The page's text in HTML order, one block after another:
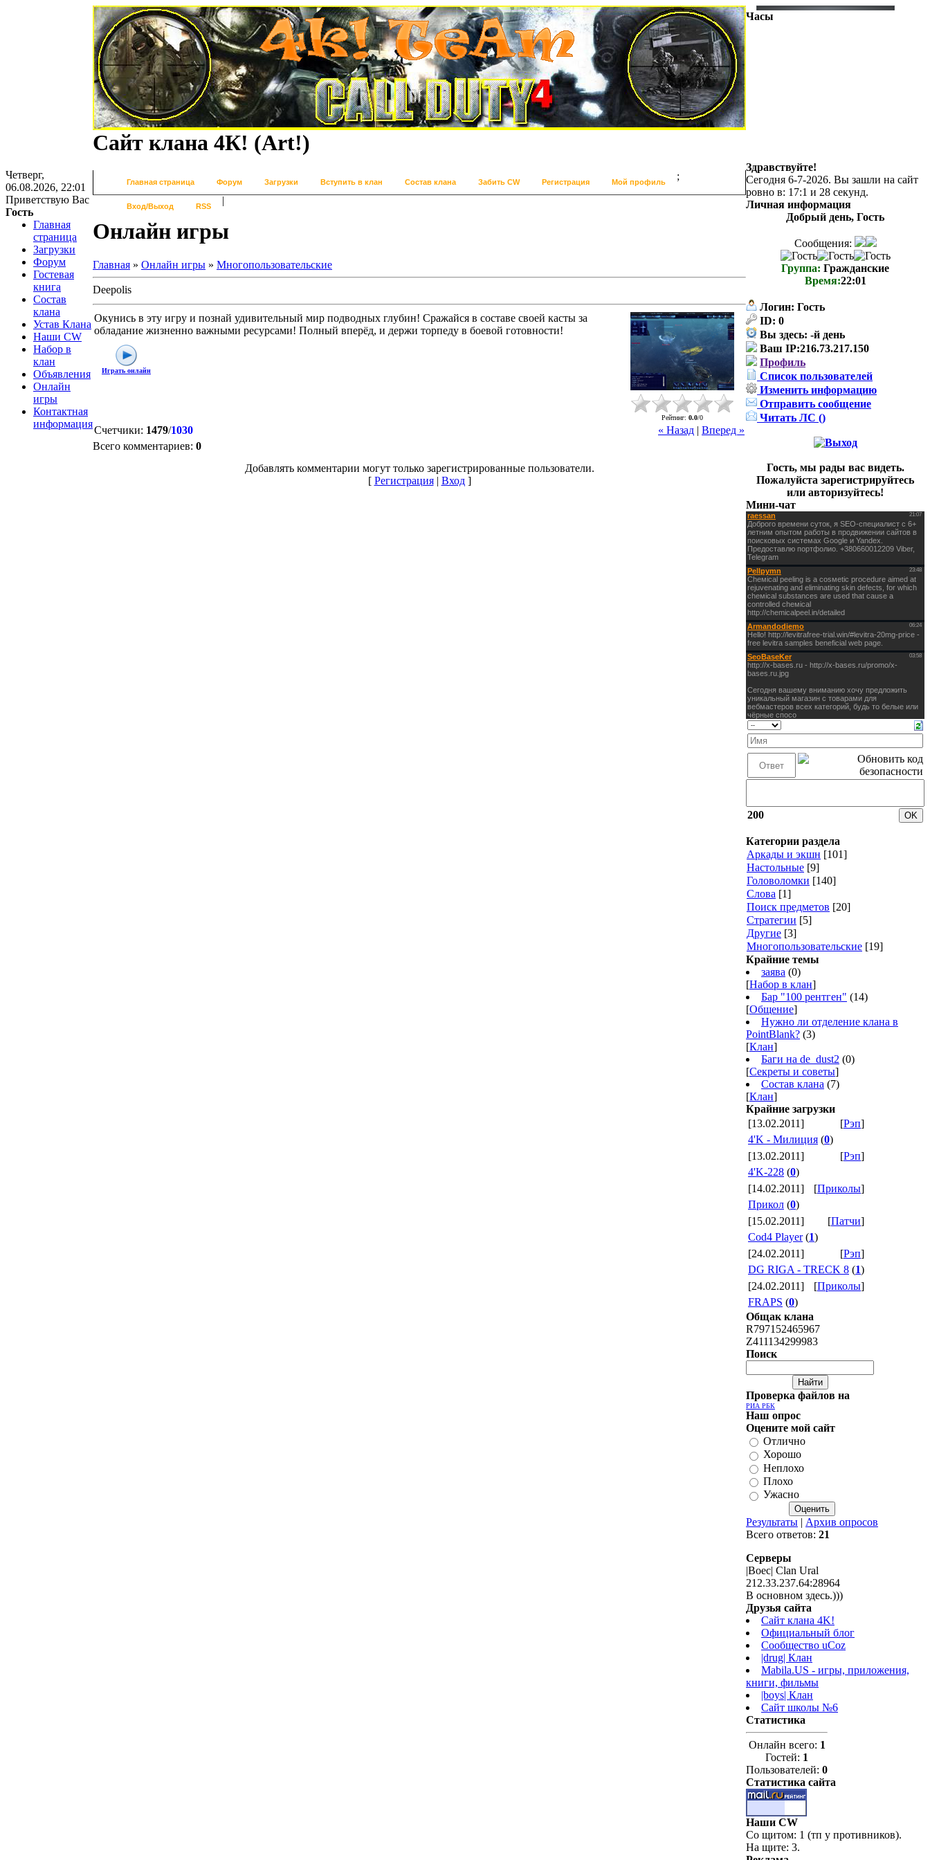
Четверг,
06.08.2026, 22:01
Приветствую Вас
Гость
Сайт клана 4К! (Art!)
Главная страница Форум Загрузки Вступить в клан Состав клана Забить CW Регистрация Мой профиль
Вход/Выход |
RSS
;
Главная
страница
Загрузки
Форум
Гостевая
книга
Состав
клана
Устав Клана
Наши CW
Набор в
клан
Объявления
Онлайн
игры
Контактная
информация
Онлайн игры
Главная » Онлайн игры » Многопользовательские
Deepolis
Окунись в эту игру и познай удивительный мир подводных глубин! Сражайся в составе своей касты за
обладание жизненно важными ресурсами! Полный вперёд, и держи торпеду в боевой готовности!
Играть онлайн
Рейтинг: 0.0/0
« Назад | Вперед »
Счетчики: 1479/1030
Всего комментариев: 0
Добавлять комментарии могут только зарегистрированные пользователи.
[ Регистрация| Вход]
Часы
Здравствуйте!
Сегодня 6-7-2026. Вы зашли на сайт
ровно в: 17:1 и 28 секунд.
Личная информация
Добрый день, Гость
Сообщения:
Группа: Гражданские
Время:22:01
Логин: Гость
ID: 0
Вы здесь: -й день
Ваш IP:216.73.217.150
Профиль
Список пользователей
Изменить информацию
Отправить сообщение
Читать ЛС ()
Гость, мы рады вас видеть.
Пожалуйста зарегистрируйтесь
или авторизуйтесь!
Мини-чат
200
Категории раздела
Аркады и экшн [101]
Настольные [9]
Головоломки [140]
Слова [1]
Поиск предметов [20]
Стратегии [5]
Другие [3]
Многопользовательские [19]
Крайние темы
заява (0)
[Набор в клан]
Бар "100 рентген" (14)
[Общение]
Нужно ли отделение клана в
PointBlank? (3)
[Клан]
Баги на de_dust2 (0)
[Секреты и советы]
Состав клана (7)
[Клан]
Крайние загрузки
[13.02.2011]
[Рэп]
4'K - Милиция (0)
[13.02.2011]
[Рэп]
4'K-228 (0)
[14.02.2011]
[Приколы]
Прикол (0)
[15.02.2011]
[Патчи]
Cod4 Player (1)
[24.02.2011]
[Рэп]
DG RIGA - TRECK 8 (1)
[24.02.2011]
[Приколы]
FRAPS (0)
Общак клана
R797152465967
Z411134299983
Поиск
Проверка файлов на
РИА РБК
Наш опрос
Оцените мой сайт
Отлично
Хорошо
Неплохо
Плохо
Ужасно
Результаты | Архив опросов
Всего ответов: 21
Серверы
|Boec| Clan Ural
212.33.237.64:28964
В основном здесь.)))
Друзья сайта
Сайт клана 4K!
Официальный блог
Сообщество uCoz
|drug| Клан
Mabila.US - игры, приложения,
книги, фильмы
|boys| Клан
Сайт школы №6
Статистика
Онлайн всего: 1
Гостей: 1
Пользователей: 0
Статистика сайта
Наши CW
Со щитом: 1 (тп у противников).
На щите: 3.